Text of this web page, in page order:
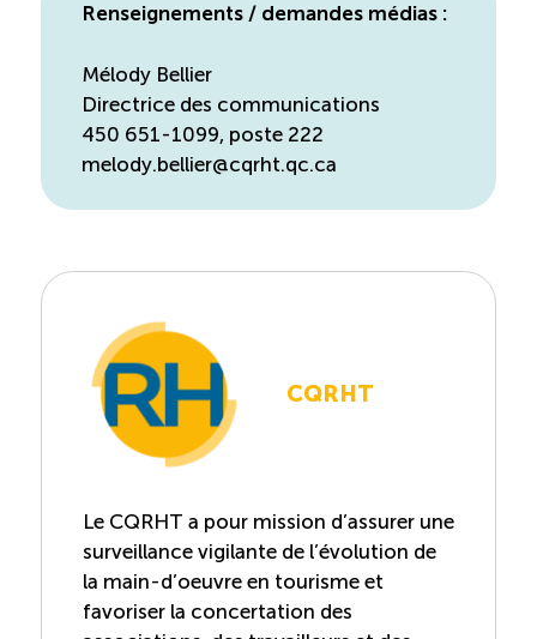
Renseignements / demandes médias :
Mélody Bellier
Directrice des communications
450 651-1099, poste 222
melody.bellier@cqrht.qc.ca
CQRHT
Le CQRHT a pour mission d’assurer une
surveillance vigilante de l’évolution de
la main-d’oeuvre en tourisme et
favoriser la concertation des